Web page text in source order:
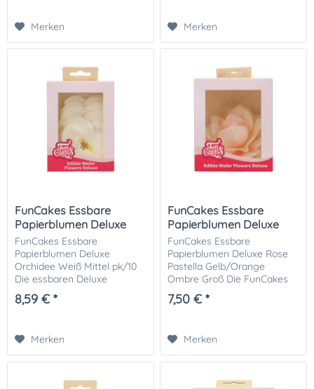
....
Merken
Desserts. Die...
Merken
FunCakes Essbare
Papierblumen Deluxe
Orchidee...
FunCakes Essbare
Papierblumen Deluxe
Orchidee Weiß Mittel pk/10
Die essbaren Deluxe
Papierblumen „Orchidee
Weiß Mittel“ von FunCakes
Desserts. Die...
8,59 € *
Merken
FunCakes Essbare
Papierblumen Deluxe
Rose...
FunCakes Essbare
Papierblumen Deluxe Rose
Pastella Gelb/Orange
Ombre Groß Die FunCakes
Essbaren Papierblumen
Deluxe Rose Pastella
für deine...
7,50 € *
Merken